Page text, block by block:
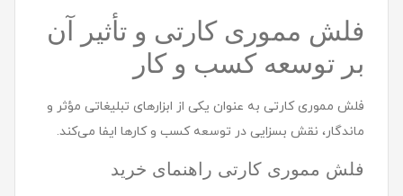
فلش مموری کارتی و تأثیر آن
بر توسعه کسب و کار
فلش مموری کارتی به عنوان یکی از ابزارهای تبلیغاتی مؤثر و
ماندگار، نقش بسزایی در توسعه کسب و کارها ایفا می‌کند.
فلش مموری کارتی راهنمای خرید